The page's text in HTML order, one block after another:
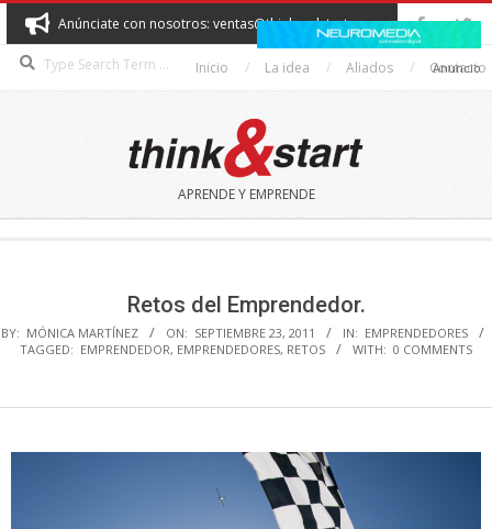
Skip
to
content
Anúnciate con nosotros: ventas@thinkandstart.com
Inicio La idea Aliados Contacto
THINK&START
APRENDE Y EMPRENDE
Anuncio
Retos del Emprendedor.
BY: MÓNICA MARTÍNEZ ON: SEPTIEMBRE 23, 2011 IN: EMPRENDEDORES
TAGGED: EMPRENDEDOR, EMPRENDEDORES, RETOS WITH: 0 COMMENTS